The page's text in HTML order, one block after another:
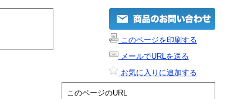
このページを印刷する
メールでURLを送る
お気に入りに追加する
このページのURL